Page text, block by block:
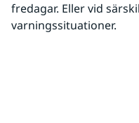
fredagar. Eller vid
varningssituationer.